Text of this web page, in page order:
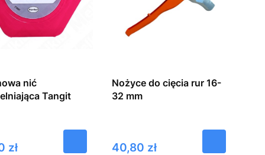
nić
Tangit
zł
Nożyce do cięcia rur 16-
32 mm
Cena
40,80 zł